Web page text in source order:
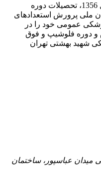
دکتر رضا قاسمیان ارومی متولد سال 1356، تحصیلات دوره
ملی پرورش استعدادهای
عمومی خود را در
دوره فلوشیپ و فوق
شهید بهشتی تهران
میدان عباسپور، ساختمان